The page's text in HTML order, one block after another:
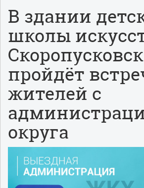
В здании
школы
пройдёт
жителей с
округа